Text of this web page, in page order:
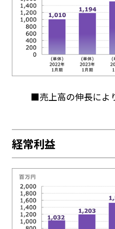
■売上高の伸長によ
経常利益